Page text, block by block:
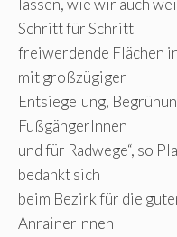
lassen, wie wir auch
Schritt für Schritt
freiwerdende Flächen
mit großzügiger
Entsiegelung,
FußgängerInnen
und für Radwege“, so
bedankt sich
beim Bezirk für die
AnrainerInnen